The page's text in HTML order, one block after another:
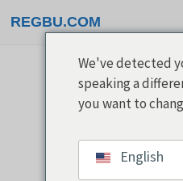
na
REGBU.COM
We've detected
speaking a
you want to
English